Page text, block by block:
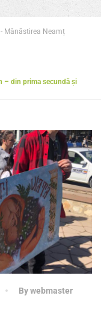
Mânăstirea Neamț
– din prima secundă și
By webmaster